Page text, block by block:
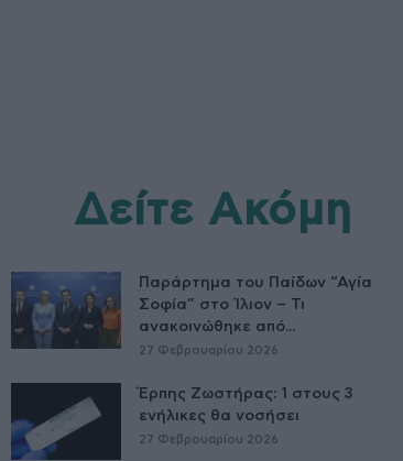
Δείτε Ακόμη
Παράρτημα του Παίδων “Αγία
Σοφία” στο Ίλιον – Τι
ανακοινώθηκε από...
27 Φεβρουαρίου 2026
Έρπης Ζωστήρας: 1 στους 3
ενήλικες θα νοσήσει
27 Φεβρουαρίου 2026